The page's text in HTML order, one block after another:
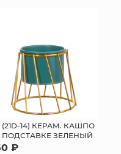
14) КЕРАМ. КАШПО
ПОДСТАВКЕ ЗЕЛЕНЫЙ
₽